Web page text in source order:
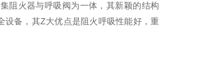
阻火器与呼吸阀为一体，其新颖的结构
设备，其Z大优点是阻火呼吸性能好，重